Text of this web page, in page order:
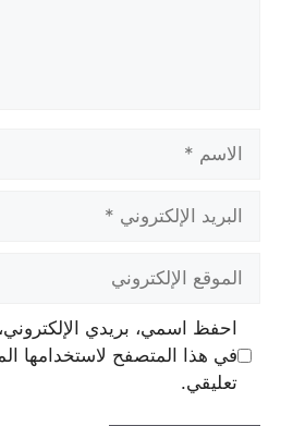
الاسم
البريد
الإلكتروني
الموقع
الإلكتروني
احفظ اسمي، بريدي
في هذا المتصفح لاستخدامها
تعليقي.